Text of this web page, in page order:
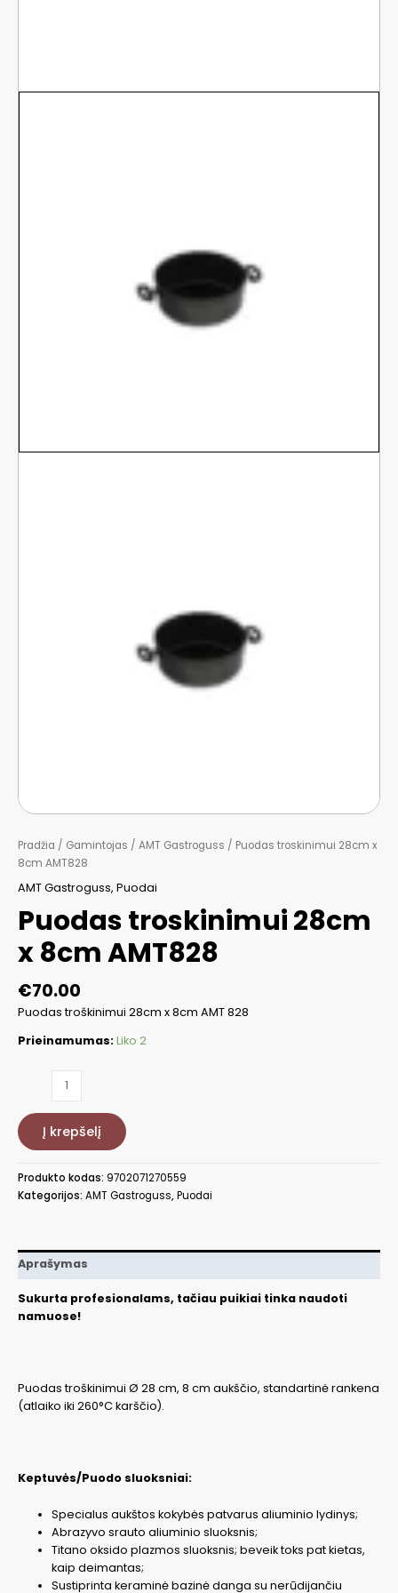
Pradžia / Gamintojas / AMT Gastroguss / Puodas troskinimui 28cm x
8cm AMT828
AMT Gastroguss, Puodai
Puodas troskinimui 28cm
x 8cm AMT828
€70.00
Puodas troškinimui 28cm x 8cm AMT 828
Prieinamumas:Liko 2
produkto
Puodas
troskinimui
28cm
8cm
AMT828
Į krepšelį
Produkto kodas: 9702071270559
Kategorijos: AMT Gastroguss,Puodai
Aprašymas
Sukurta profesionalams, tačiau puikiai tinka naudoti
namuose!
Puodas troškinimui Ø 28 cm, 8 cm aukščio, standartinė rankena
(atlaiko iki 260°C karščio).
Keptuvės/Puodo sluoksniai:
Specialus aukštos kokybės patvarus aliuminio lydinys;
Abrazyvo srauto aliuminio sluoksnis;
Titano oksido plazmos sluoksnis; beveik toks pat kietas,
kaip deimantas;
Sustiprinta keraminė bazinė danga su nerūdijančiu